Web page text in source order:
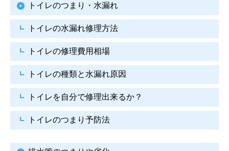
トイレのつまり・水漏れ
トイレの水漏れ修理方法
トイレの修理費用相場
トイレの種類と水漏れ原因
トイレを自分で修理出来るか？
トイレのつまり予防法